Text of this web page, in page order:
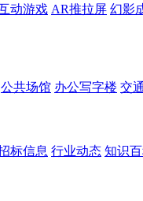
动游戏 AR推拉屏 幻影
公共场馆 办公写字楼 交
标信息 行业动态 知识